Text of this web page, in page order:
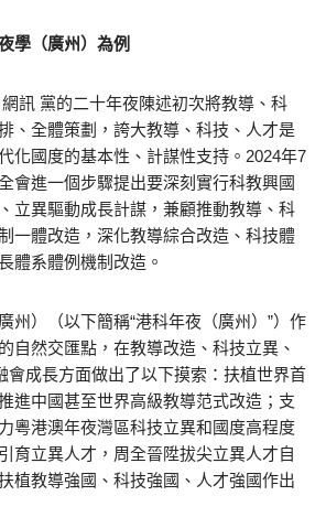
學（廣州）為例
訊 黨的二十年夜陳述初次將教導、科
、全體策劃，誇大教導、科技、人才是
化國度的基本性、計謀性支持。2024年7
會進一個步驟提出要深刻實行科教興國
立異驅動成長計謀，兼顧推動教導、科
一體改造，深化教導綜合改造、科技體
體系體例機制改造。
州）（以下簡稱“港科年夜（廣州）”）作
自然交匯點，在教導改造、科技立異、
會成長方面做出了以下摸索：扶植世界首
進中國甚至世界高級教導范式改造；支
粵港澳年夜灣區科技立異和國度高程度
育立異人才，周全晉陞拔尖立異人才自
植教導強國、科技強國、人才強國作出